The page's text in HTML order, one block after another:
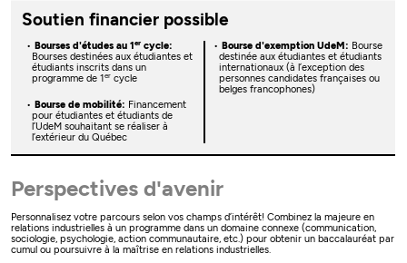
Soutien financier possible
Bourses d'études au 1ercycle:
Bourses destinées aux étudiantes et
étudiants inscrits dans un
programme de 1ercycle
Bourse d'exemption UdeM: Bourse
destinée aux étudiantes et étudiants
internationaux (à l’exception des
personnes candidates françaises ou
belges francophones)
Bourse de mobilité: Financement
pour étudiantes et étudiants de
l’UdeM souhaitant se réaliser à
l’extérieur du Québec
Perspectives d'avenir
Personnalisez votre parcours selon vos champs d’intérêt! Combinez la majeure en
relations industrielles à un programme dans un domaine connexe (communication,
sociologie, psychologie, action communautaire, etc.) pour obtenir un baccalauréat par
cumul ou poursuivre à la maîtrise en relations industrielles.